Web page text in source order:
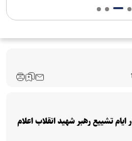
تشییع رهبر شهید انقلاب اعلام